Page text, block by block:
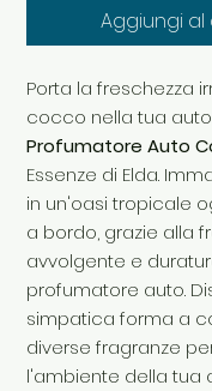
Aggiungi
Porta la freschezza
cocco nella tua
Profumatore Auto
Essenze di Elda.
in un'oasi tropicale
a bordo, grazie alla
avvolgente e
profumatore auto.
simpatica forma a
diverse fragranze
l'ambiente della tua